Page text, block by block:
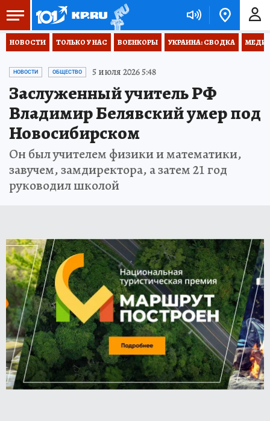
НОВОСТИ ТОЛЬКО У НАС ВОЕНКОРЫ УКРАИНА: СВОДКА
НОВОСТИ ОБЩЕСТВО 5 июля 2026 5:48
Заслуженный учитель РФ
Владимир Белявский умер под
Новосибирском
Он был учителем физики и математики,
завучем, замдиректора, а затем 21 год
руководил школой